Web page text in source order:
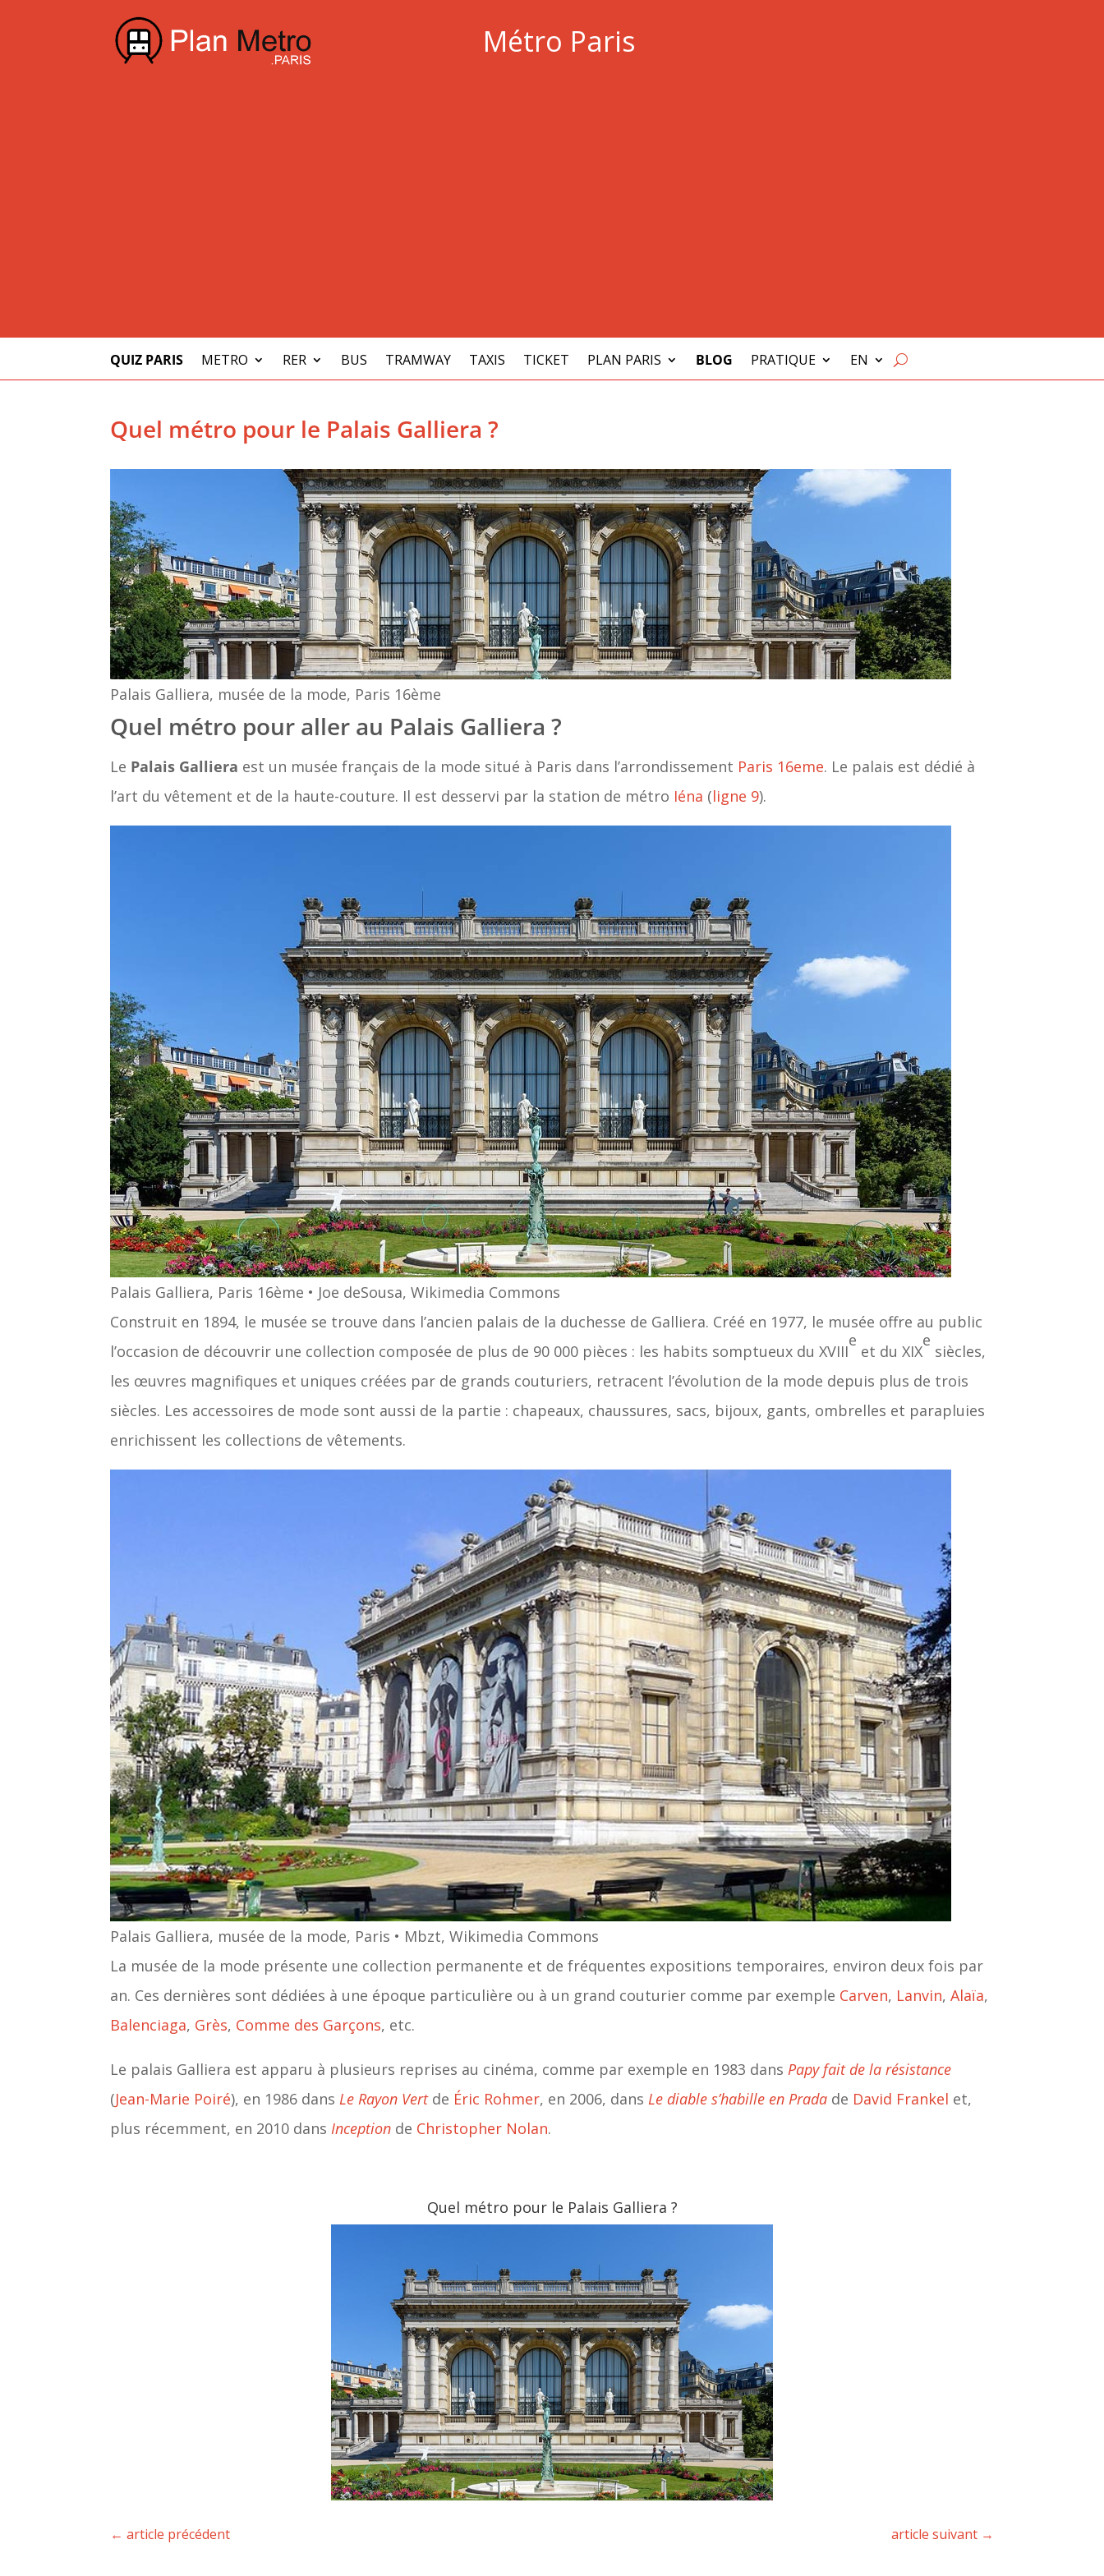
Métro Paris
QUIZ PARIS METRO RER BUS TRAMWAY TAXIS TICKET PLAN PARIS BLOG PRATIQUE EN
Quel métro pour le Palais Galliera ?
Palais Galliera, musée de la mode, Paris 16ème
Quel métro pour aller au Palais Galliera ?
Le Palais Galliera est un musée français de la mode situé à Paris dans l’arrondissement Paris 16eme. Le palais est dédié à
l’art du vêtement et de la haute-couture. Il est desservi par la station de métro Iéna (ligne 9).
Palais Galliera, Paris 16ème • Joe deSousa, Wikimedia Commons
Construit en 1894, le musée se trouve dans l’ancien palais de la duchesse de Galliera. Créé en 1977, le musée offre au public
l’occasion de découvrir une collection composée de plus de 90 000 pièces : les habits somptueux du XVIII
e
et du XIX
e
siècles,
les œuvres magnifiques et uniques créées par de grands couturiers, retracent l’évolution de la mode depuis plus de trois
siècles. Les accessoires de mode sont aussi de la partie : chapeaux, chaussures, sacs, bijoux, gants, ombrelles et parapluies
enrichissent les collections de vêtements.
Palais Galliera, musée de la mode, Paris • Mbzt, Wikimedia Commons
La musée de la mode présente une collection permanente et de fréquentes expositions temporaires, environ deux fois par
an. Ces dernières sont dédiées à une époque particulière ou à un grand couturier comme par exemple Carven, Lanvin,Alaïa,
Balenciaga, Grès, Comme des Garçons, etc.
Le palais Galliera est apparu à plusieurs reprises au cinéma, comme par exemple en 1983 dansPapy fait de la résistance
(Jean-Marie Poiré), en 1986 dansLe Rayon Vertde Éric Rohmer, en 2006, dansLe diable s’habille en Prada de David Frankel et,
plus récemment, en 2010 dansInception de Christopher Nolan.
Quel métro pour le Palais Galliera ?
←article précédent article suivant→